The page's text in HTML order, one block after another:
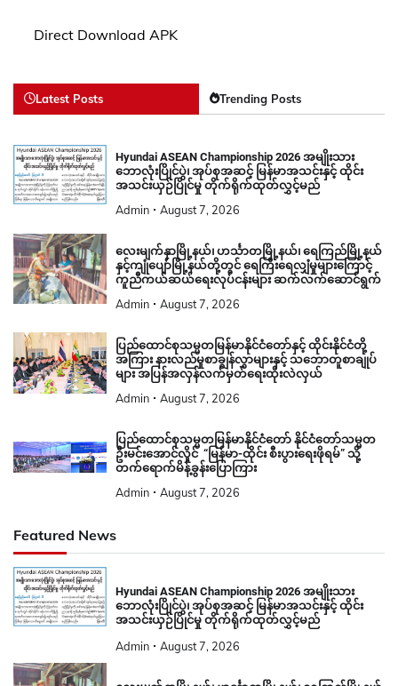
Direct Download APK
Latest Posts Trending Posts
Hyundai ASEAN Championship 2026 အမျိုးသား
ဘောလုံးပြိုင်ပွဲ၊ အုပ်စုအဆင့် မြန်မာအသင်းနှင့် ထိုင်း
အသင်းယှဉ်ပြိုင်မှု တိုက်ရိုက်ထုတ်လွှင့်မည်
Admin August 7, 2026
လေးမျက်နှာမြို့နယ်၊ ဟင်္သာတမြို့နယ်၊ ရေကြည်မြို့နယ်
နှင့်ကျုံပျော်မြို့နယ်တို့တွင် ရေကြီးရေလျှံမှုများကြောင့်
ကူညီကယ်ဆယ်ရေးလုပ်ငန်းများ ဆက်လက်ဆောင်ရွက်
Admin August 7, 2026
ပြည်ထောင်စုသမ္မတမြန်မာနိုင်ငံတော်နှင့် ထိုင်းနိုင်ငံတို့
အကြား နားလည်မှုစာချွန်လွှာများနှင့် သဘောတူစာချုပ်
များ အပြန်အလှန်လက်မှတ်ရေးထိုးလဲလှယ်
Admin August 7, 2026
ပြည်ထောင်စုသမ္မတမြန်မာနိုင်ငံတော် နိုင်ငံတော်သမ္မတ
ဦးမင်းအောင်လှိုင် “မြန်မာ-ထိုင်း စီးပွားရေးဖိုရမ်” သို့
တက်ရောက်မိန့်ခွန်းပြောကြား
Admin August 7, 2026
Featured News
Hyundai ASEAN Championship 2026 အမျိုးသား
ဘောလုံးပြိုင်ပွဲ၊ အုပ်စုအဆင့် မြန်မာအသင်းနှင့် ထိုင်း
အသင်းယှဉ်ပြိုင်မှု တိုက်ရိုက်ထုတ်လွှင့်မည်
Admin August 7, 2026